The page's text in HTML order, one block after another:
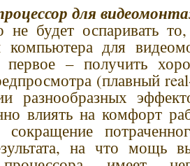
для
не будет оспаривать
компьютера для
первое – получить
(плавный
разнообразных
влиять на комфорт
сокращение
на что мощь